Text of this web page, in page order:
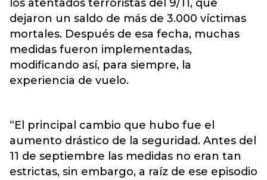
los atentados terroristas del 9/11, que
dejaron un saldo de más de 3.000 víctimas
mortales. Después de esa fecha, muchas
medidas fueron implementadas,
modificando así, para siempre, la
experiencia de vuelo.
“El principal cambio que hubo fue el
aumento drástico de la seguridad. Antes del
11 de septiembre las medidas no eran tan
estrictas, sin embargo, a raíz de ese episodio